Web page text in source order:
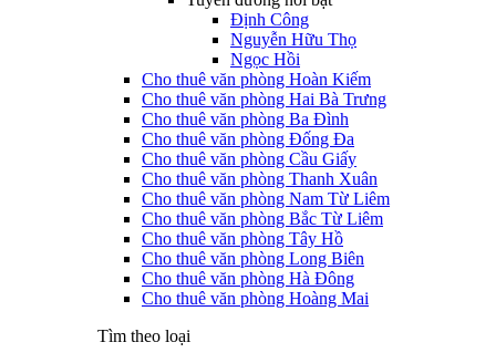
Định Công
Nguyễn Hữu Thọ
Ngọc Hồi
Cho thuê văn phòng Hoàn Kiếm
Cho thuê văn phòng Hai Bà Trưng
Cho thuê văn phòng Ba Đình
Cho thuê văn phòng Đống Đa
Cho thuê văn phòng Cầu Giấy
Cho thuê văn phòng Thanh Xuân
Cho thuê văn phòng Nam Từ Liêm
Cho thuê văn phòng Bắc Từ Liêm
Cho thuê văn phòng Tây Hồ
Cho thuê văn phòng Long Biên
Cho thuê văn phòng Hà Đông
Cho thuê văn phòng Hoàng Mai
Tìm theo loại